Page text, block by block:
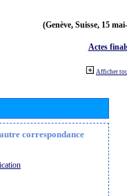
(Genève, Suisse, 15
Actes
Afficher
correspondance